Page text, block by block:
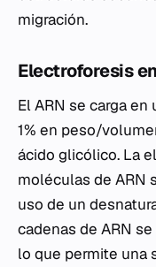
migración.
Electroforesis
El ARN se carga
1% en peso/
ácido glicólico. La
moléculas de ARN
uso de un
cadenas de ARN
lo que permite una